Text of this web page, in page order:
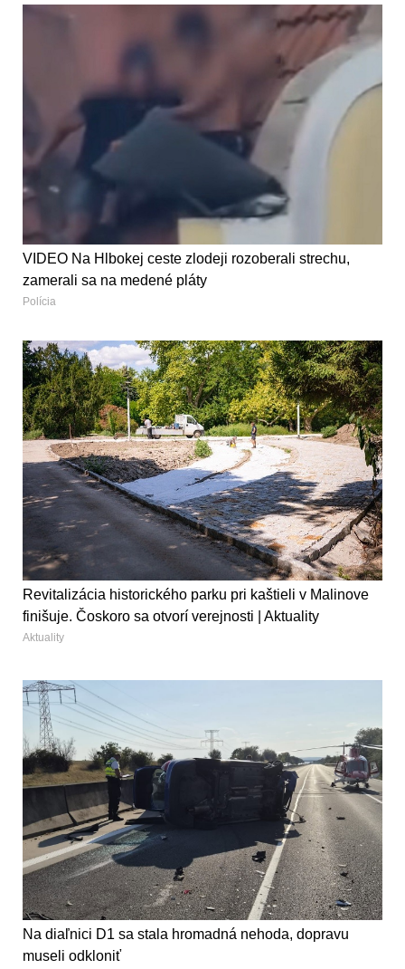
VIDEO Na Hlbokej ceste zlodeji rozoberali strechu,
zamerali sa na medené pláty
Polícia
Revitalizácia historického parku pri kaštieli v Malinove
finišuje. Čoskoro sa otvorí verejnosti | Aktuality
Aktuality
Na diaľnici D1 sa stala hromadná nehoda, dopravu
museli odkloniť